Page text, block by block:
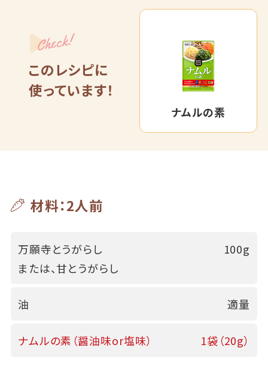
Check!
このレシピに
使っています！
ナムルの素
材料：2人前
万願寺とうがらし
または、甘とうがらし
100g
油 適量
ナムルの素（醤油味or塩味） 1袋（20g）